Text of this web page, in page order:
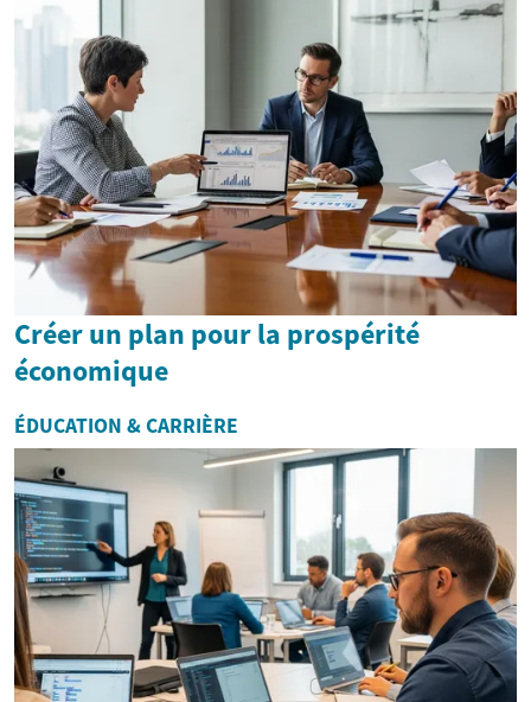
Créer un plan pour la prospérité
économique
ÉDUCATION & CARRIÈRE